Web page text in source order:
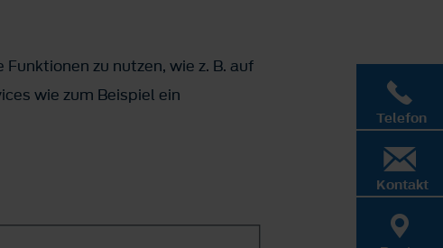
zu nutzen, wie z. B. auf
wie zum Beispiel ein
Telefon
Kontakt